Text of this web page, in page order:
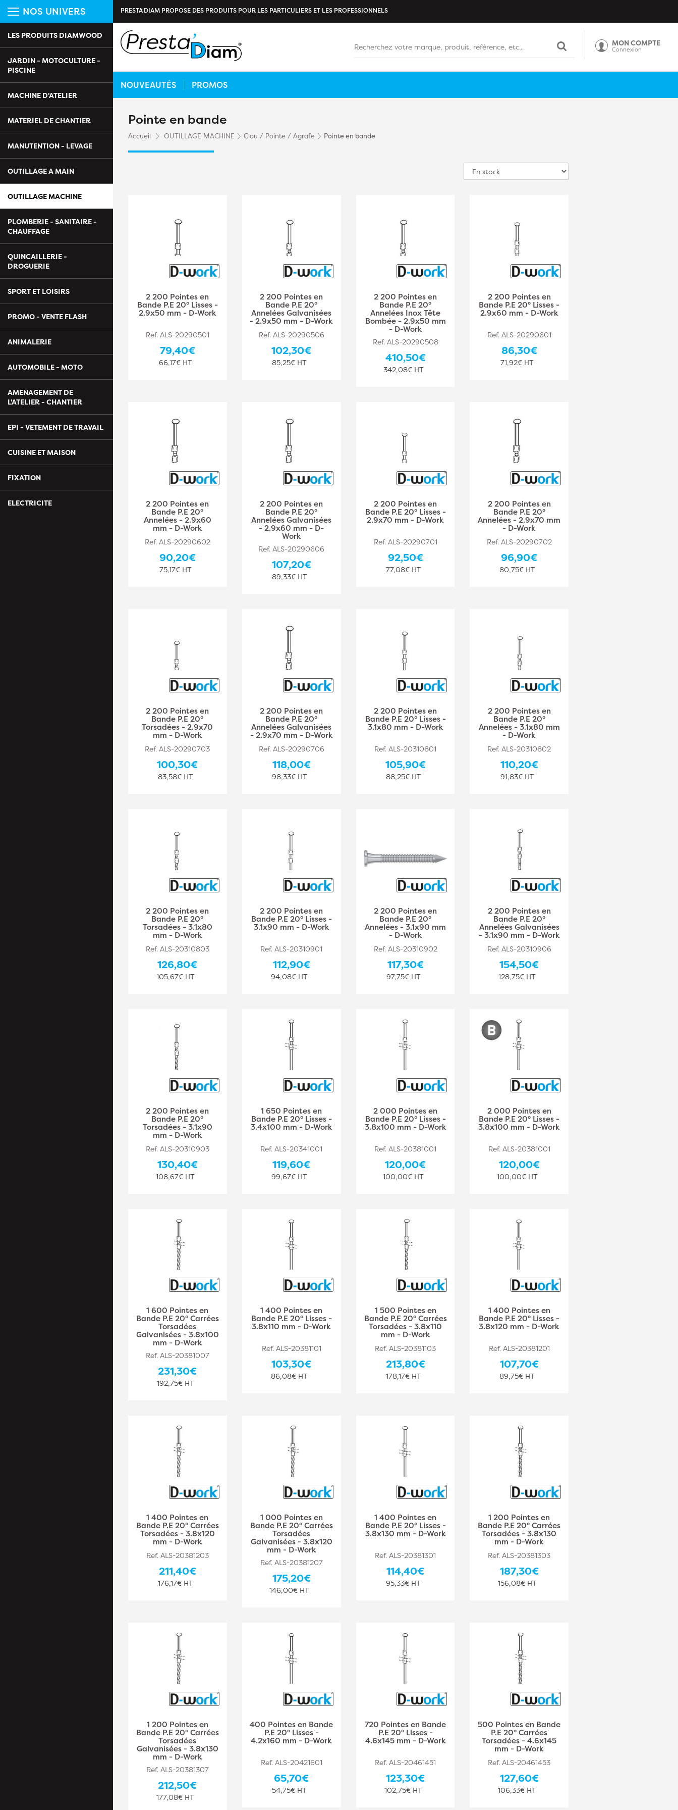
NOS UNIVERS
LES PRODUITS DIAMWOOD
JARDIN - MOTOCULTURE -
PISCINE
MACHINE D'ATELIER
MATERIEL DE CHANTIER
MANUTENTION - LEVAGE
OUTILLAGE A MAIN
OUTILLAGE MACHINE
PLOMBERIE - SANITAIRE -
CHAUFFAGE
QUINCAILLERIE -
DROGUERIE
SPORT ET LOISIRS
PROMO - VENTE FLASH
ANIMALERIE
AUTOMOBILE - MOTO
AMENAGEMENT DE
L'ATELIER - CHANTIER
EPI - VETEMENT DE TRAVAIL
CUISINE ET MAISON
FIXATION
ELECTRICITE
PRESTA'DIAM PROPOSE DES PRODUITS POUR LES PARTICULIERS ET LES PROFESSIONNELS
MON COMPTE
Connexion
NOUVEAUTÉS PROMOS
Pointe en bande
Accueil OUTILLAGE MACHINE Clou / Pointe / Agrafe Pointe en bande
2 200 Pointes en
Bande P.E 20° Lisses -
2.9x50 mm - D-Work
Ref. ALS-20290501
79,40€
66,17€ HT
2 200 Pointes en
Bande P.E 20°
Annelées Galvanisées
- 2.9x50 mm - D-Work
Ref. ALS-20290506
102,30€
85,25€ HT
2 200 Pointes en
Bande P.E 20°
Annelées Inox Tête
Bombée - 2.9x50 mm
- D-Work
Ref. ALS-20290508
410,50€
342,08€ HT
2 200 Pointes en
Bande P.E 20° Lisses -
2.9x60 mm - D-Work
Ref. ALS-20290601
86,30€
71,92€ HT
2 200 Pointes en
Bande P.E 20°
Annelées - 2.9x60
mm - D-Work
Ref. ALS-20290602
90,20€
75,17€ HT
2 200 Pointes en
Bande P.E 20°
Annelées Galvanisées
- 2.9x60 mm - D-
Work
Ref. ALS-20290606
107,20€
89,33€ HT
2 200 Pointes en
Bande P.E 20° Lisses -
2.9x70 mm - D-Work
Ref. ALS-20290701
92,50€
77,08€ HT
2 200 Pointes en
Bande P.E 20°
Annelées - 2.9x70 mm
- D-Work
Ref. ALS-20290702
96,90€
80,75€ HT
2 200 Pointes en
Bande P.E 20°
Torsadées - 2.9x70
mm - D-Work
Ref. ALS-20290703
100,30€
83,58€ HT
2 200 Pointes en
Bande P.E 20°
Annelées Galvanisées
- 2.9x70 mm - D-Work
Ref. ALS-20290706
118,00€
98,33€ HT
2 200 Pointes en
Bande P.E 20° Lisses -
3.1x80 mm - D-Work
Ref. ALS-20310801
105,90€
88,25€ HT
2 200 Pointes en
Bande P.E 20°
Annelées - 3.1x80 mm
- D-Work
Ref. ALS-20310802
110,20€
91,83€ HT
2 200 Pointes en
Bande P.E 20°
Torsadées - 3.1x80
mm - D-Work
Ref. ALS-20310803
126,80€
105,67€ HT
2 200 Pointes en
Bande P.E 20° Lisses -
3.1x90 mm - D-Work
Ref. ALS-20310901
112,90€
94,08€ HT
2 200 Pointes en
Bande P.E 20°
Annelées - 3.1x90 mm
- D-Work
Ref. ALS-20310902
117,30€
97,75€ HT
2 200 Pointes en
Bande P.E 20°
Annelées Galvanisées
- 3.1x90 mm - D-Work
Ref. ALS-20310906
154,50€
128,75€ HT
2 200 Pointes en
Bande P.E 20°
Torsadées - 3.1x90
mm - D-Work
Ref. ALS-20310903
130,40€
108,67€ HT
1 650 Pointes en
Bande P.E 20° Lisses -
3.4x100 mm - D-Work
Ref. ALS-20341001
119,60€
99,67€ HT
2 000 Pointes en
Bande P.E 20° Lisses -
3.8x100 mm - D-Work
Ref. ALS-20381001
120,00€
100,00€ HT
2 000 Pointes en
Bande P.E 20° Lisses -
3.8x100 mm - D-Work
Ref. ALS-20381001
120,00€
100,00€ HT
1 600 Pointes en
Bande P.E 20° Carrées
Torsadées
Galvanisées - 3.8x100
mm - D-Work
Ref. ALS-20381007
231,30€
192,75€ HT
1 400 Pointes en
Bande P.E 20° Lisses -
3.8x110 mm - D-Work
Ref. ALS-20381101
103,30€
86,08€ HT
1 500 Pointes en
Bande P.E 20° Carrées
Torsadées - 3.8x110
mm - D-Work
Ref. ALS-20381103
213,80€
178,17€ HT
1 400 Pointes en
Bande P.E 20° Lisses -
3.8x120 mm - D-Work
Ref. ALS-20381201
107,70€
89,75€ HT
1 400 Pointes en
Bande P.E 20° Carrées
Torsadées - 3.8x120
mm - D-Work
Ref. ALS-20381203
211,40€
176,17€ HT
1 000 Pointes en
Bande P.E 20° Carrées
Torsadées
Galvanisées - 3.8x120
mm - D-Work
Ref. ALS-20381207
175,20€
146,00€ HT
1 400 Pointes en
Bande P.E 20° Lisses -
3.8x130 mm - D-Work
Ref. ALS-20381301
114,40€
95,33€ HT
1 200 Pointes en
Bande P.E 20° Carrées
Torsadées - 3.8x130
mm - D-Work
Ref. ALS-20381303
187,30€
156,08€ HT
1 200 Pointes en
Bande P.E 20° Carrées
Torsadées
Galvanisées - 3.8x130
mm - D-Work
Ref. ALS-20381307
212,50€
177,08€ HT
400 Pointes en Bande
P.E 20° Lisses -
4.2x160 mm - D-Work
Ref. ALS-20421601
65,70€
54,75€ HT
720 Pointes en Bande
P.E 20° Lisses -
4.6x145 mm - D-Work
Ref. ALS-20461451
123,30€
102,75€ HT
500 Pointes en Bande
P.E 20° Carrées
Torsadées - 4.6x145
mm - D-Work
Ref. ALS-20461453
127,60€
106,33€ HT